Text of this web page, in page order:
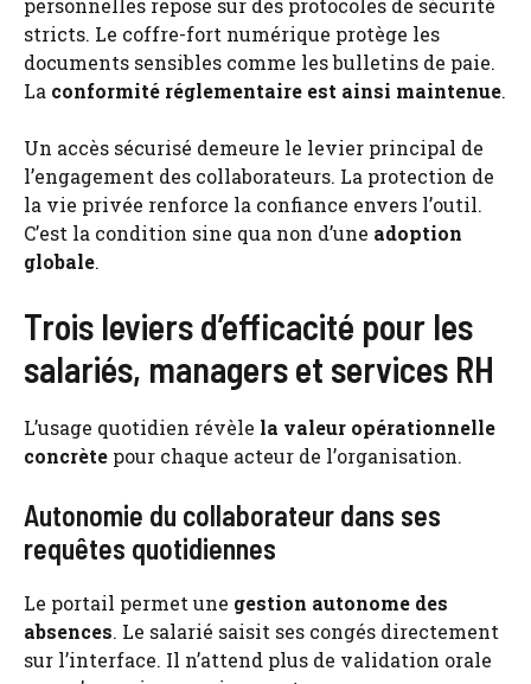
personnelles repose sur des protocoles de sécurité
stricts. Le coffre-fort numérique protège les
documents sensibles comme les bulletins de paie.
La conformité réglementaire est ainsi maintenue.
Un accès sécurisé demeure le levier principal de
l’engagement des collaborateurs. La protection de
la vie privée renforce la confiance envers l’outil.
C’est la condition sine qua non d’une adoption
globale.
Trois leviers d’efficacité pour les
salariés, managers et services RH
L’usage quotidien révèle la valeur opérationnelle
concrète pour chaque acteur de l’organisation.
Autonomie du collaborateur dans ses
requêtes quotidiennes
Le portail permet une gestion autonome des
absences. Le salarié saisit ses congés directement
sur l’interface. Il n’attend plus de validation orale